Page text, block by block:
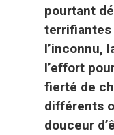
pourtant
terrifiantes
l’inconnu,
l’effort
fierté de
différents
douceur